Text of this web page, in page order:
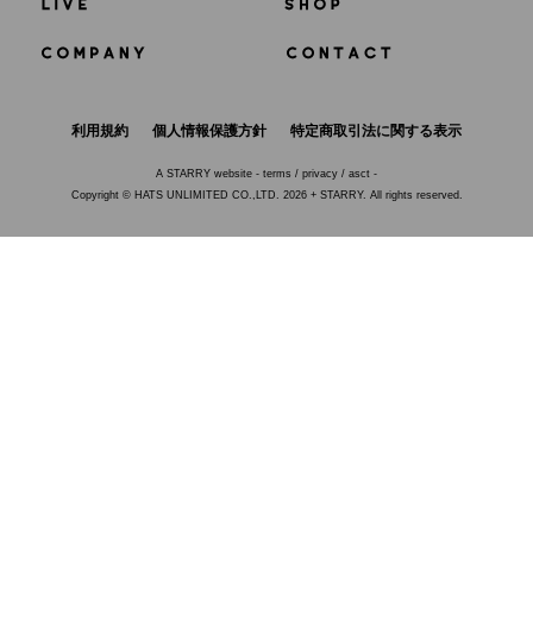
利用規約 個人情報保護方針 特定商取引法に関する表示
A STARRY website - terms / privacy / asct -
Copyright © HATS UNLIMITED CO.,LTD. 2026 + STARRY. All rights reserved.